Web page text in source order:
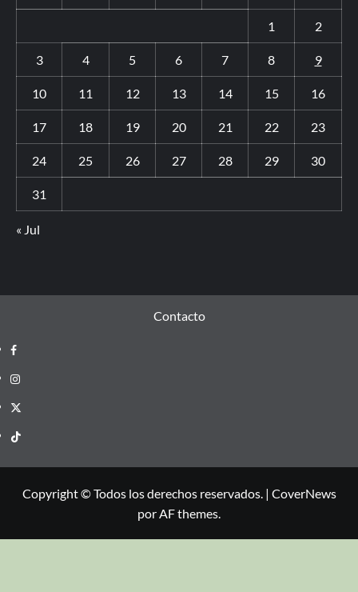
1 2
3 4 5 6 7 8 9
10 11 12 13 14 15 16
17 18 19 20 21 22 23
24 25 26 27 28 29 30
31
« Jul
Contacto
Copyright © Todos los derechos reservados. | CoverNews
por AF themes.